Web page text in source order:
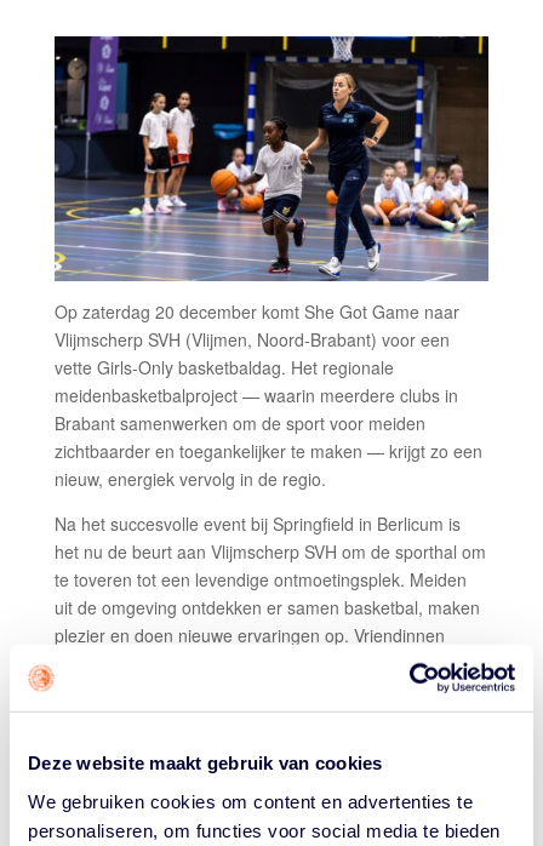
Deze website maakt gebruik van cookies
We gebruiken cookies om content en advertenties te
personaliseren, om functies voor social media te bieden
Op zaterdag 20 december komt She Got Game naar
Vlijmscherp SVH (Vlijmen, Noord-Brabant) voor een
vette Girls-Only basketbaldag. Het regionale
meidenbasketbalproject — waarin meerdere clubs in
Brabant samenwerken om de sport voor meiden
zichtbaarder en toegankelijker te maken — krijgt zo een
nieuw, energiek vervolg in de regio.
Na het succesvolle event bij Springfield in Berlicum is
het nu de beurt aan Vlijmscherp SVH om de sporthal om
te toveren tot een levendige ontmoetingsplek. Meiden
uit de omgeving ontdekken er samen basketbal, maken
plezier en doen nieuwe ervaringen op. Vriendinnen
PASSEND PROGRAMMA
iedereen een passend programma krijgt. ’s Ochtends
zijn de oudere meiden aan de beurt, ’s middags volgen
de jongere deelnemers.